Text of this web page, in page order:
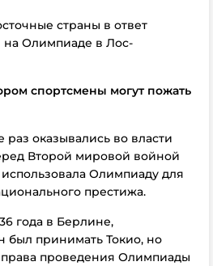
страны в ответ
на Олимпиаде в Лос-
спортсмены могут пожать
оказывались во власти
Второй мировой войной
Олимпиаду для
престижа.
года в Берлине,
был принимать Токио, но
права проведения Олимпиады